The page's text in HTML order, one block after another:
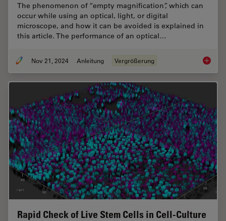
The phenomenon of “empty magnification”, which can
occur while using an optical, light, or digital
microscope, and how it can be avoided is explained in
this article. The performance of an optical…
Nov 21, 2024 Anleitung Vergrößerung What
Rapid Check of Live Stem Cells in Cell-Culture